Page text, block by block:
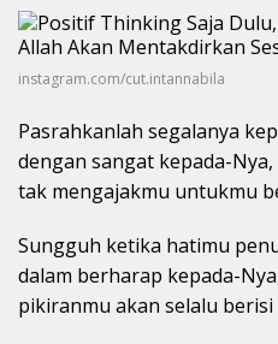
instagram.com/cut.intannabila
Pasrahkanlah segalanya
dengan sangat kepada-
tak mengajakmu untukmu
Sungguh ketika hatimu
dalam berharap kepada-
pikiranmu akan selalu